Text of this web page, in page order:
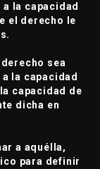
la capacidad
el derecho le
sea
la capacidad
capacidad de
dicha en
a aquélla,
para definir